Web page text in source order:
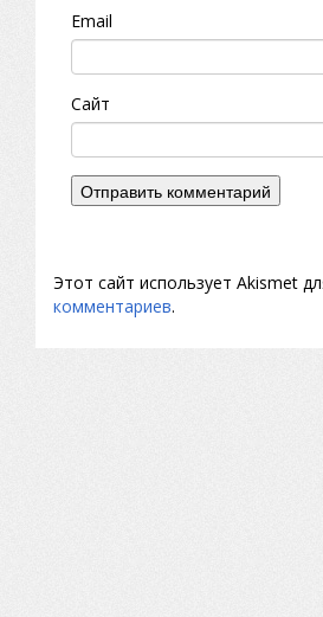
Email
Сайт
Этот сайт использует Akismet
комментариев.